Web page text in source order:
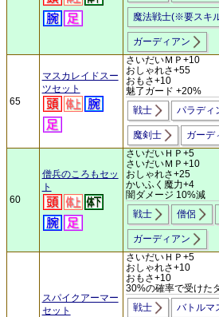
魔法戦士(※要スキ
ガーディアン
65
マスカレイドスー
ツセット
さいだいＭＰ+10
おしゃれさ+55
おもさ+10
魅了ガード +20%
戦士
パラディ
魔剣士 ガーデ
60
僧兵のころもセッ
ト
さいだいＨＰ+5
さいだいＭＰ+10
おしゃれさ+25
かいふく魔力+4
闇ダメージ 10%減
戦士
僧侶
ガーディアン
スパイクアーマー
セット
さいだいＨＰ+5
おしゃれさ+10
おもさ+10
30%の確率で受けた
戦士
バトルマ